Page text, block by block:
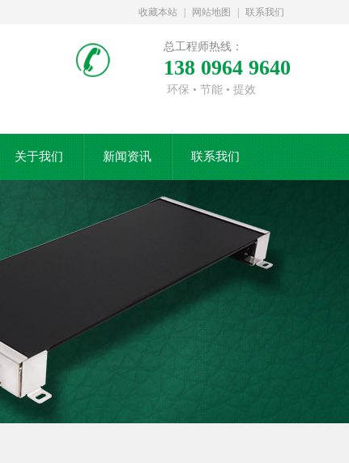
收藏本站 网站地图 联系我们
总工程师热线：
138 0964 9640
环保 • 节能 • 提效
关于我们 新闻资讯 联系我们